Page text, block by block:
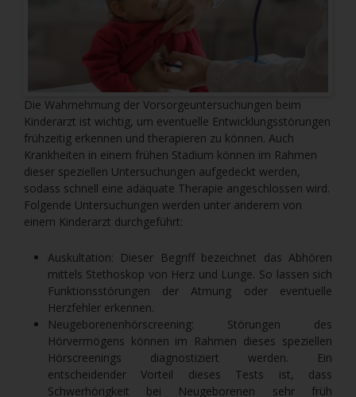
Die Wahrnehmung der Vorsorgeuntersuchungen beim
Kinderarzt ist wichtig, um eventuelle Entwicklungsstörungen
frühzeitig erkennen und therapieren zu können. Auch
Krankheiten in einem frühen Stadium können im Rahmen
dieser speziellen Untersuchungen aufgedeckt werden,
sodass schnell eine adäquate Therapie angeschlossen wird.
Folgende Untersuchungen werden unter anderem von
einem Kinderarzt durchgeführt:
Auskultation: Dieser Begriff bezeichnet das Abhören
mittels Stethoskop von Herz und Lunge. So lassen sich
Funktionsstörungen der Atmung oder eventuelle
Herzfehler erkennen.
Neugeborenenhörscreening: Störungen des
Hörvermögens können im Rahmen dieses speziellen
Hörscreenings diagnostiziert werden. Ein
entscheidender Vorteil dieses Tests ist, dass
Schwerhörigkeit bei Neugeborenen sehr früh